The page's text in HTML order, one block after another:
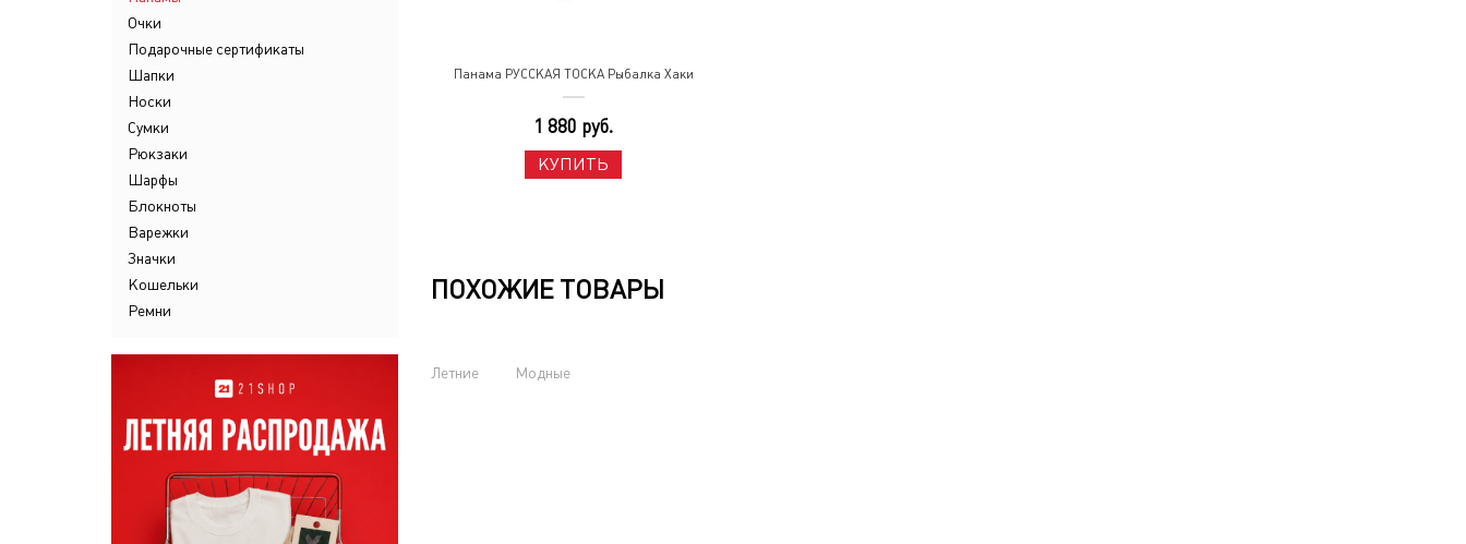
Очки
Подарочные сертификаты
Шапки
Носки
Сумки
Рюкзаки
Шарфы
Блокноты
Варежки
Значки
Кошельки
Ремни
Панама РУССКАЯ ТОСКА Рыбалка Хаки
1 880 руб.
КУПИТЬ
ПОХОЖИЕ ТОВАРЫ
Летние Модные